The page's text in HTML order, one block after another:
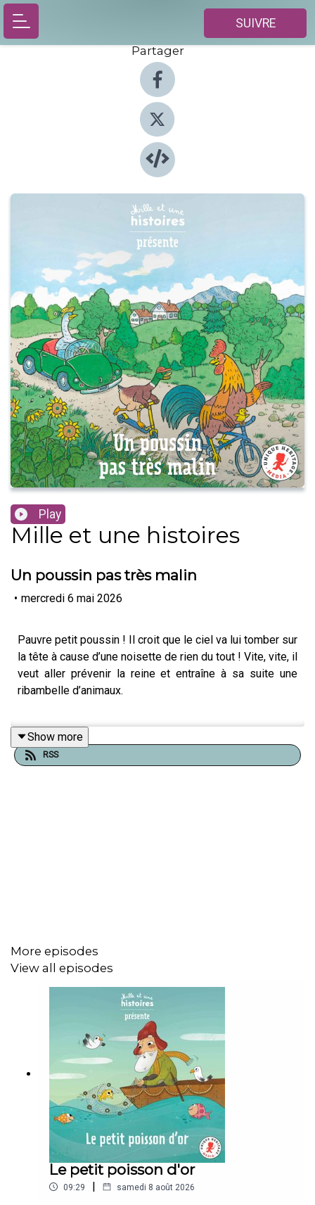
SUIVRE
Partager
Play
Mille et une histoires
Un poussin pas très malin
• mercredi 6 mai 2026
Pauvre petit poussin ! Il croit que le ciel va lui tomber sur
la tête à cause d’une noisette de rien du tout ! Vite, vite, il
veut aller prévenir la reine et entraîne à sa suite une
ribambelle d’animaux.
Avec Mille et une histoires, découvre l'histoire du Moulin
Magique. Et si cette histoire t'a plu, découvre le
Crédits :
Autrice : Karine-Marie Amiot
Illustré par Volker Theinhardt
Voix : Agathe Raymond Cahuzac
Musique, enregistrement & sound design : Léopold Roy
Unique Heritage Media
Show more
RSS
More episodes
View all episodes
Le petit poisson d'or
09:29 | samedi 8 août 2026